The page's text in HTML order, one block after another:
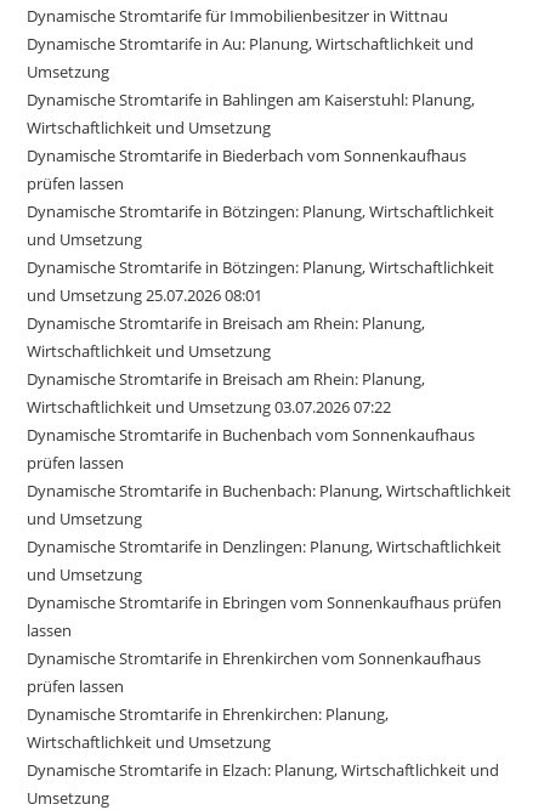
Dynamische Stromtarife für Immobilienbesitzer in Wittnau
Dynamische Stromtarife in Au: Planung, Wirtschaftlichkeit und
Umsetzung
Dynamische Stromtarife in Bahlingen am Kaiserstuhl: Planung,
Wirtschaftlichkeit und Umsetzung
Dynamische Stromtarife in Biederbach vom Sonnenkaufhaus
prüfen lassen
Dynamische Stromtarife in Bötzingen: Planung, Wirtschaftlichkeit
und Umsetzung
Dynamische Stromtarife in Bötzingen: Planung, Wirtschaftlichkeit
und Umsetzung 25.07.2026 08:01
Dynamische Stromtarife in Breisach am Rhein: Planung,
Wirtschaftlichkeit und Umsetzung
Dynamische Stromtarife in Breisach am Rhein: Planung,
Wirtschaftlichkeit und Umsetzung 03.07.2026 07:22
Dynamische Stromtarife in Buchenbach vom Sonnenkaufhaus
prüfen lassen
Dynamische Stromtarife in Buchenbach: Planung, Wirtschaftlichkeit
und Umsetzung
Dynamische Stromtarife in Denzlingen: Planung, Wirtschaftlichkeit
und Umsetzung
Dynamische Stromtarife in Ebringen vom Sonnenkaufhaus prüfen
lassen
Dynamische Stromtarife in Ehrenkirchen vom Sonnenkaufhaus
prüfen lassen
Dynamische Stromtarife in Ehrenkirchen: Planung,
Wirtschaftlichkeit und Umsetzung
Dynamische Stromtarife in Elzach: Planung, Wirtschaftlichkeit und
Umsetzung